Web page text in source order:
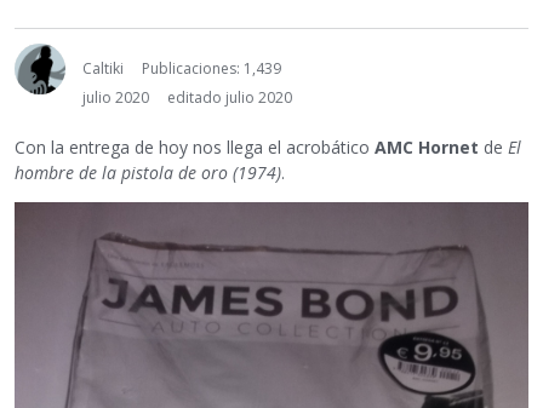
Caltiki
Publicaciones: 1,439
julio 2020
editado julio 2020
Con la entrega de hoy nos llega el acrobático AMC Hornet de El
hombre de la pistola de oro (1974).